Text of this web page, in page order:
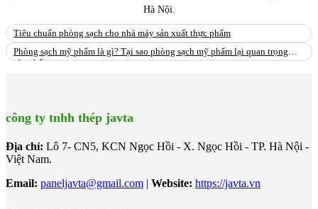
Hà Nội.
Tiêu chuẩn phòng sạch cho nhà máy sản xuất thực phẩm
Phòng sạch mỹ phẩm là gì? Tại sao phòng sạch mỹ phẩm lại quan trọng
như thế
công ty tnhh thép javta
Địa chỉ: Lô 7- CN5, KCN Ngọc Hồi - X. Ngọc Hồi - TP. Hà Nội -
Việt Nam.
Email: paneljavta@gmail.com | Website: https://javta.vn